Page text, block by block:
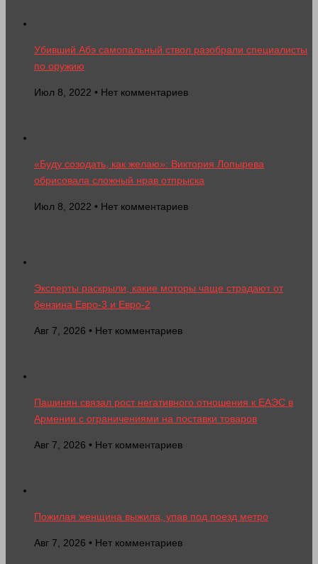
Убивший Абэ самопальный ствол разобрали специалисты
по оружию
Июл 8, 2022 • Нет комментариев
«Буду созодать, как желаю»: Виктория Лопырева
обрисовала сложный нрав отпрыска
Июл 8, 2022 • Нет комментариев
Эксперты раскрыли, какие моторы чаще страдают от
бензина Евро-3 и Евро-2
Авг 7, 2026 • Нет комментариев
Пашинян связал рост негативного отношения к ЕАЭС в
Армении с ограничениями на поставки товаров
Авг 7, 2026 • Нет комментариев
Пожилая женщина выжила, упав под поезд метро
Авг 7, 2026 • Нет комментариев